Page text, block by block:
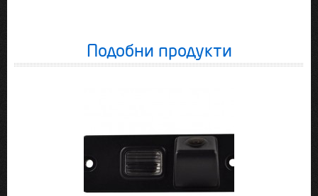
Подобни продукти